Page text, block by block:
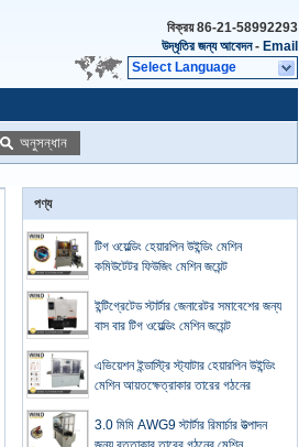
বিক্রয়86-21-58992293
উদ্ধৃতির জন্য আবেদন- Email
Select Language
অনুসন্ধান
পণ্য
টিগ ওয়েল্ডিং হেয়ারপিন উইন্ডিং মেশিন
কমিউটেটর ফিউজিং মেশিন জয়েন্ট
ইন্টিগ্রেটেড স্টার্টার জেনারেটর সমাবেশের জন্য
বাস বার টিগ ওয়েল্ডিং মেশিন জয়েন্ট
এভিয়েশন ইন্ডাস্ট্রি স্ট্যাটার হেয়ারপিন উইন্ডিং
মেশিন আয়তক্ষেত্রাকার তারের গঠনের
3.0 মিমি AWG9 স্টার্টার রিমার্চার উত্পাদন